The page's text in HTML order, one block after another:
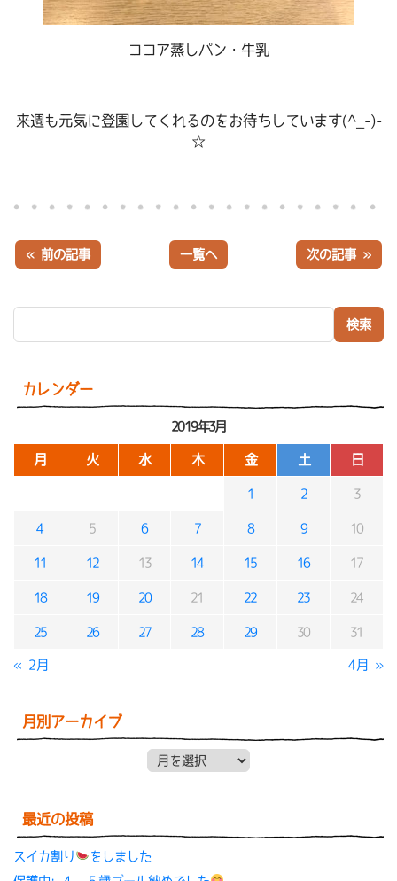
カレンダー
2019年3月
月 火 水 木 金 土 日
1 2 3
4 5 6 7 8 9 10
11 12 13 14 15 16 17
18 19 20 21 22 23 24
25 26 27 28 29 30 31
« 2月 4月 »
月別アーカイブ
最近の投稿
スイカ割り
をしました
ココア蒸しパン・牛乳
来週も元気に登園してくれるのをお待ちしています(^_-)-
☆
« 前の記事 一覧へ 次の記事 »